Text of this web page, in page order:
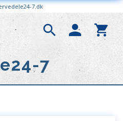
7.dk
7